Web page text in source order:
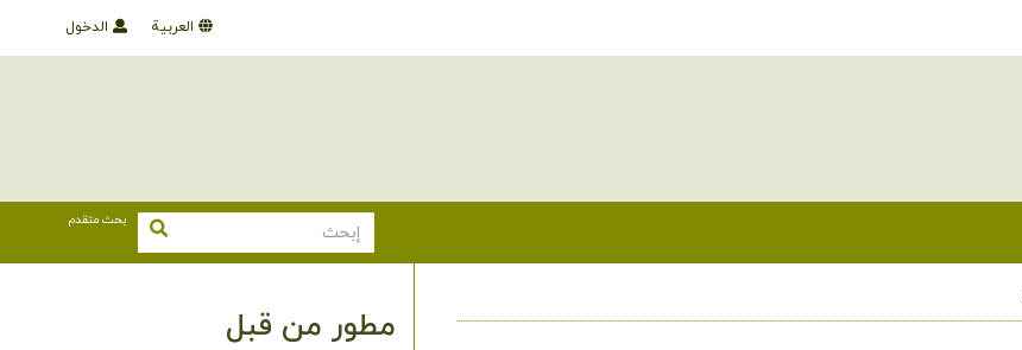
الدخول العربية
بحث متقدم
مطور من قبل